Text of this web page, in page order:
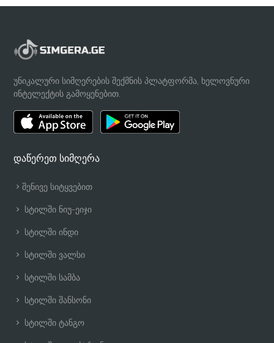
უნიკალური სიმღერების შექმნის პლატფორმა, ხელოვნური
ინტელექტის გამოყენებით.
დაწერეთ სიმღერა
შენივე სიტყვებით
სტილში ნიუ-ეიჯი
სტილში ინდი
სტილში ვალსი
სტილში სამბა
სტილში შანსონი
სტილში ტანგო